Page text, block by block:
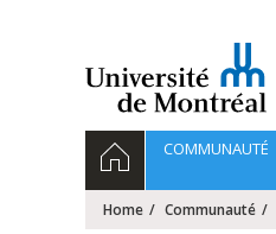
Navigation
principale
HOMECOMMUNAUTÉ
Home Communauté